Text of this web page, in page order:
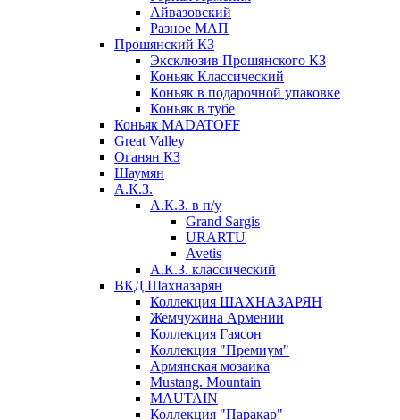
Айвазовский
Разное МАП
Прошянский КЗ
Эксклюзив Прошянского КЗ
Коньяк Классический
Коньяк в подарочной упаковке
Коньяк в тубе
Коньяк MADATOFF
Great Valley
Оганян КЗ
Шаумян
А.К.З.
А.К.З. в п/у
Grand Sargis
URARTU
Avetis
А.К.З. классический
ВКД Шахназарян
Коллекция ШАХНАЗАРЯН
Жемчужина Армении
Коллекция Гаясон
Коллекция "Премиум"
Армянская мозаика
Mustang. Mountain
MAUTAIN
Коллекция "Паракар"